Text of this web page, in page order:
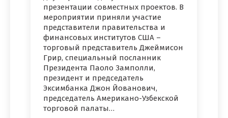
презентации совместных проектов. В
мероприятии приняли участие
представители правительства и
финансовых институтов США –
торговый представитель Джеймисон
Грир, специальный посланник
Президента Паоло Замполли,
президент и председатель
Эксимбанка Джон Йованович,
председатель Американо-Узбекской
торговой палаты…